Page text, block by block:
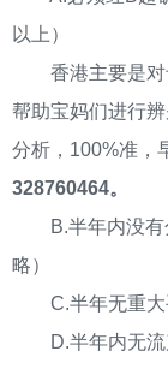
以上）
香港主要是对
帮助宝妈们进行
分析，100%准，
328760464。
B.半年内没有
略）
C.半年无重大
D.半年内无流